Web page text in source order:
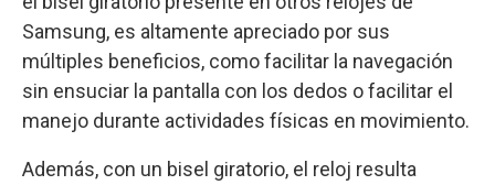
Samsung, es altamente apreciado por sus
múltiples beneficios, como facilitar la navegación
sin ensuciar la pantalla con los dedos o facilitar el
manejo durante actividades físicas en movimiento.
Además, con un bisel giratorio, el reloj resulta